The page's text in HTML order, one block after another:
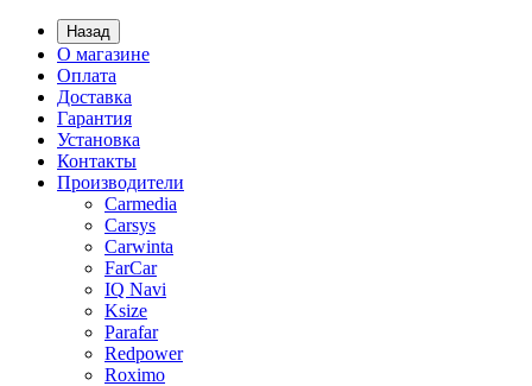
Назад
О магазине
Оплата
Доставка
Гарантия
Установка
Контакты
Производители
Carmedia
Carsys
Carwinta
FarCar
IQ Navi
Ksize
Parafar
Redpower
Roximo